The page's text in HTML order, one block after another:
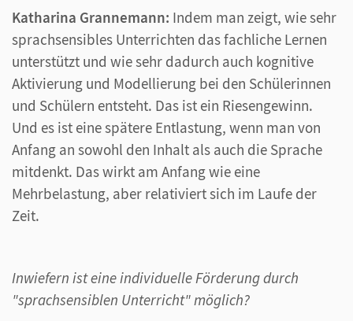
Katharina Grannemann: Indem man zeigt, wie sehr
sprachsensibles Unterrichten das fachliche Lernen
unterstützt und wie sehr dadurch auch kognitive
Aktivierung und Modellierung bei den Schülerinnen
und Schülern entsteht. Das ist ein Riesengewinn.
Und es ist eine spätere Entlastung, wenn man von
Anfang an sowohl den Inhalt als auch die Sprache
mitdenkt. Das wirkt am Anfang wie eine
Mehrbelastung, aber relativiert sich im Laufe der
Zeit.
Inwiefern ist eine individuelle Förderung durch
"sprachsensiblen Unterricht" möglich?